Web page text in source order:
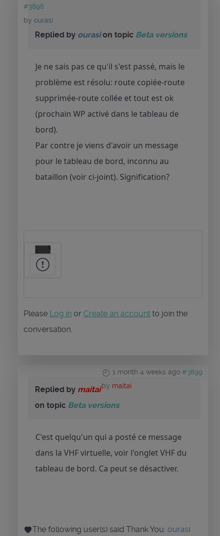
#3898
by ourasi
Replied by ourasion topic Beta versions
Je ne sais pas ce qu'il s'est passé, mais le
problème est résolu: route copiée-route
supprimée-route collée et tout est ok
(prochain WP activé dans le tableau de
bord).
Par contre je viens d'avoir un message
pour le tableau de bord, inconnu au
bataillon (voir ci-joint). Signification?
Please Log in or Create an account to join the
conversation.
1 month 4 weeks ago #3899
by maitai
Replied by maitai
on topic Beta versions
C'est quelqu'un qui a posté ce message
dans la VHF virtuelle, voir l'onglet VHF du
tableau de bord. Ca peut se désactiver.
The following user(s) said Thank You: ourasi